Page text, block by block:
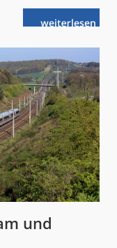
weiterlese
nNeuer
Brüssel
und